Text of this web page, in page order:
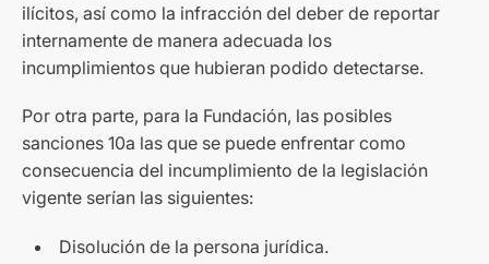
ilícitos, así como la infracción del deber de reportar
internamente de manera adecuada los
incumplimientos que hubieran podido detectarse.
Por otra parte, para la Fundación, las posibles
sanciones 10a las que se puede enfrentar como
consecuencia del incumplimiento de la legislación
vigente serían las siguientes:
Disolución de la persona jurídica.